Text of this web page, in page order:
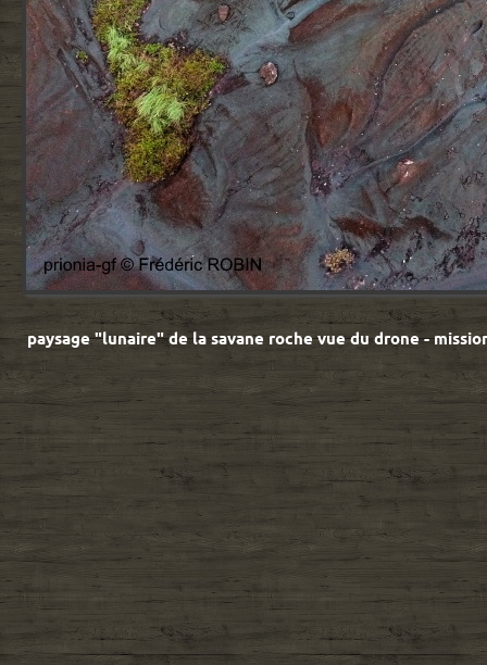
paysage "lunaire" de la savane roche vue du drone -